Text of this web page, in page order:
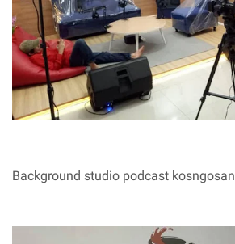
Background studio podcast kosngosan